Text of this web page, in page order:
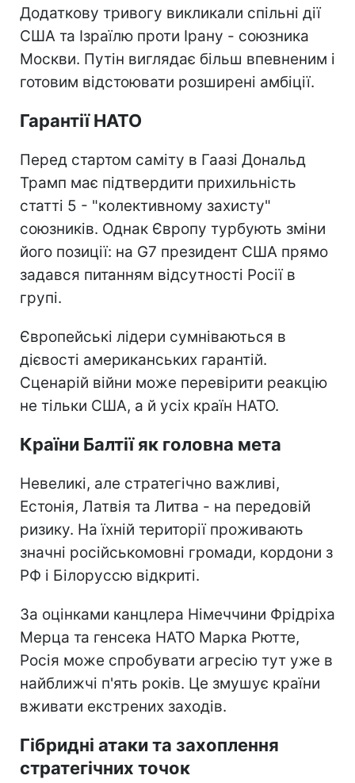
Додаткову тривогу викликали спільні дії
США та Ізраїлю проти Ірану - союзника
Москви. Путін виглядає більш впевненим і
готовим відстоювати розширені амбіції.
Гарантії НАТО
Перед стартом саміту в Гаазі Дональд
Трамп має підтвердити прихильність
статті 5 - "колективному захисту"
союзників. Однак Європу турбують зміни
його позиції: на G7 президент США прямо
задався питанням відсутності Росії в
групі.
Європейські лідери сумніваються в
дієвості американських гарантій.
Сценарій війни може перевірити реакцію
не тільки США, а й усіх країн НАТО.
Країни Балтії як головна мета
Невеликі, але стратегічно важливі,
Естонія, Латвія та Литва - на передовій
ризику. На їхній території проживають
значні російськомовні громади, кордони з
РФ і Білоруссю відкриті.
За оцінками канцлера Німеччини Фрідріха
Мерца та генсека НАТО Марка Рютте,
Росія може спробувати агресію тут уже в
найближчі п'ять років. Це змушує країни
вживати екстрених заходів.
Гібридні атаки та захоплення
стратегічних точок